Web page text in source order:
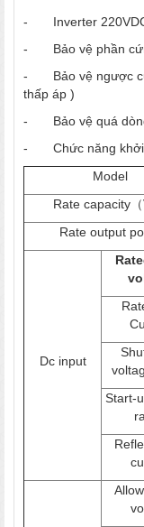
- Inverter 220VDC/
- Bảo vệ phần
- Bảo vệ ngược
thấp áp )
- Bảo vệ quá
- Chức năng khởi
Model
Rate capacity（
Rate output
Dc input
Start-